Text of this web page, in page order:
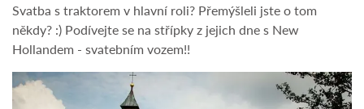
Svatba s traktorem v hlavní roli? Přemýšleli jste o tom
někdy? :) Podívejte se na střípky z jejich dne s New
Hollandem - svatebním vozem!!